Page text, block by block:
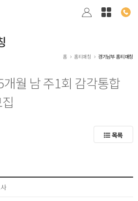
홈 홈티매칭 경기남부 홈티매칭
개월 남 주1회 감각통합
목록